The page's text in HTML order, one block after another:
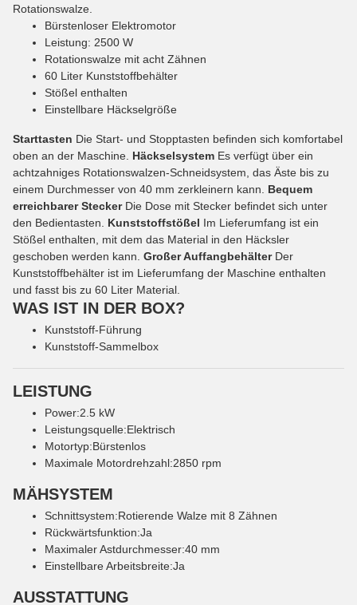
Rotationswalze.
Bürstenloser Elektromotor
Leistung: 2500 W
Rotationswalze mit acht Zähnen
60 Liter Kunststoffbehälter
Stößel enthalten
Einstellbare Häckselgröße
Starttasten Die Start- und Stopptasten befinden sich komfortabel
oben an der Maschine. Häckselsystem Es verfügt über ein
achtzahniges Rotationswalzen-Schneidsystem, das Äste bis zu
einem Durchmesser von 40 mm zerkleinern kann. Bequem
erreichbarer SteckerDie Dose mit Stecker befindet sich unter
den Bedientasten. Kunststoffstößel Im Lieferumfang ist ein
Stößel enthalten, mit dem das Material in den Häcksler
geschoben werden kann. Großer AuffangbehälterDer
Kunststoffbehälter ist im Lieferumfang der Maschine enthalten
und fasst bis zu 60 Liter Material.
WAS IST IN DER BOX?
Kunststoff-Führung
Kunststoff-Sammelbox
LEISTUNG
Power:2.5 kW
Leistungsquelle:Elektrisch
Motortyp:Bürstenlos
Maximale Motordrehzahl:2850 rpm
MÄHSYSTEM
Schnittsystem:Rotierende Walze mit 8 Zähnen
Rückwärtsfunktion:Ja
Maximaler Astdurchmesser:40 mm
Einstellbare Arbeitsbreite:Ja
AUSSTATTUNG